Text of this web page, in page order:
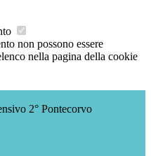
non possono essere
nella pagina della cookie
2° Pontecorvo